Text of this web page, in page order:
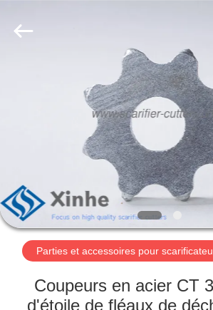
PRODUITS
VIDÉOS
PROPOS
DE
Co.,
Parties et accessoires pour
Coupeurs en acier CT
d'étoile de fléaux de